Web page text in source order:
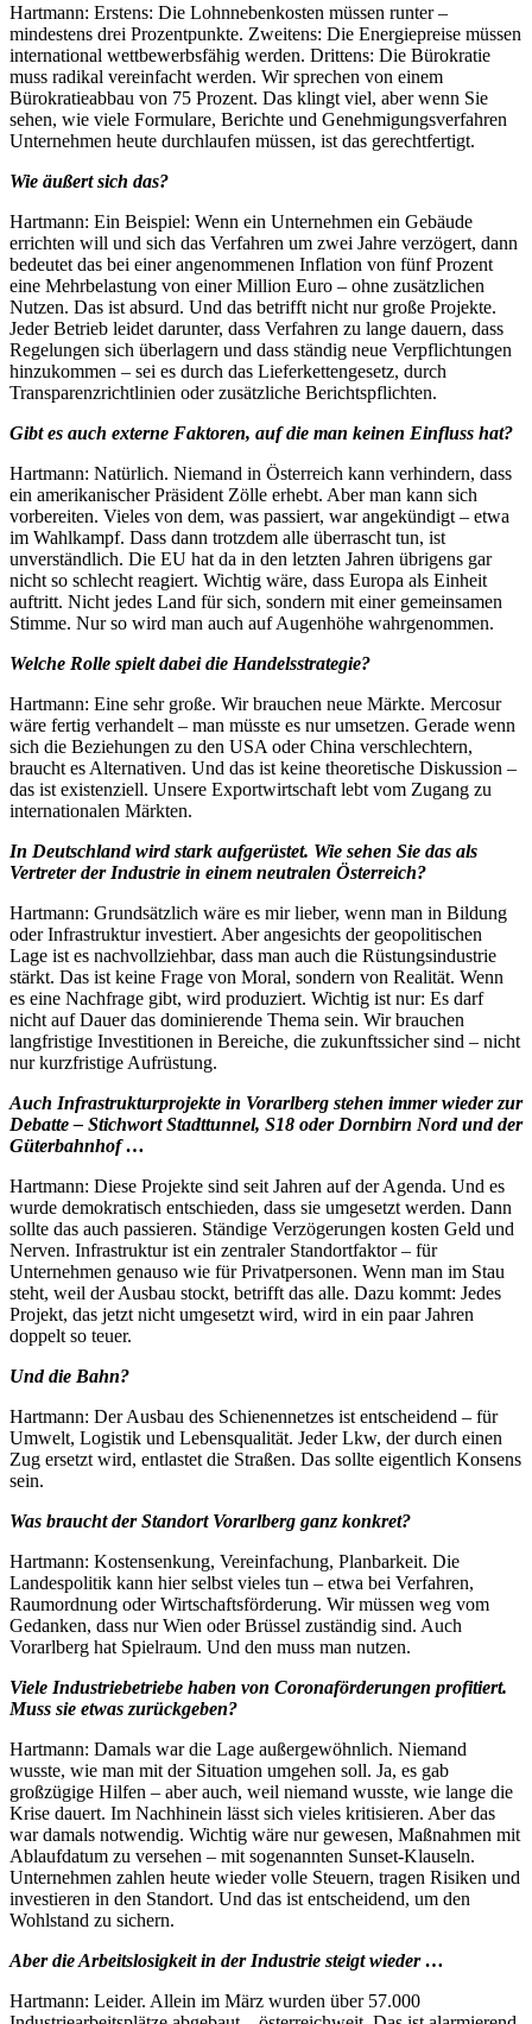
Hartmann: Erstens: Die Lohnnebenkosten müssen runter –
mindestens drei Prozentpunkte. Zweitens: Die Energiepreise müssen
international wettbewerbsfähig werden. Drittens: Die Bürokratie
muss radikal vereinfacht werden. Wir sprechen von einem
Bürokratieabbau von 75 Prozent. Das klingt viel, aber wenn Sie
sehen, wie viele Formulare, Berichte und Genehmigungsverfahren
Unternehmen heute durchlaufen müssen, ist das gerechtfertigt.
Wie äußert sich das?
Hartmann: Ein Beispiel: Wenn ein Unternehmen ein Gebäude
errichten will und sich das Verfahren um zwei Jahre verzögert, dann
bedeutet das bei einer angenommenen Inflation von fünf Prozent
eine Mehrbelastung von einer Million Euro – ohne zusätzlichen
Nutzen. Das ist absurd. Und das betrifft nicht nur große Projekte.
Jeder Betrieb leidet darunter, dass Verfahren zu lange dauern, dass
Regelungen sich überlagern und dass ständig neue Verpflichtungen
hinzukommen – sei es durch das Lieferkettengesetz, durch
Transparenzrichtlinien oder zusätzliche Berichtspflichten.
Gibt es auch externe Faktoren, auf die man keinen Einfluss hat?
Hartmann: Natürlich. Niemand in Österreich kann verhindern, dass
ein amerikanischer Präsident Zölle erhebt. Aber man kann sich
vorbereiten. Vieles von dem, was passiert, war angekündigt – etwa
im Wahlkampf. Dass dann trotzdem alle überrascht tun, ist
unverständlich. Die EU hat da in den letzten Jahren übrigens gar
nicht so schlecht reagiert. Wichtig wäre, dass Europa als Einheit
auftritt. Nicht jedes Land für sich, sondern mit einer gemeinsamen
Stimme. Nur so wird man auch auf Augenhöhe wahrgenommen.
Welche Rolle spielt dabei die Handelsstrategie?
Hartmann: Eine sehr große. Wir brauchen neue Märkte. Mercosur
wäre fertig verhandelt – man müsste es nur umsetzen. Gerade wenn
sich die Beziehungen zu den USA oder China verschlechtern,
braucht es Alternativen. Und das ist keine theoretische Diskussion –
das ist existenziell. Unsere Exportwirtschaft lebt vom Zugang zu
internationalen Märkten.
In Deutschland wird stark aufgerüstet. Wie sehen Sie das als
Vertreter der Industrie in einem neutralen Österreich?
Hartmann: Grundsätzlich wäre es mir lieber, wenn man in Bildung
oder Infrastruktur investiert. Aber angesichts der geopolitischen
Lage ist es nachvollziehbar, dass man auch die Rüstungsindustrie
stärkt. Das ist keine Frage von Moral, sondern von Realität. Wenn
es eine Nachfrage gibt, wird produziert. Wichtig ist nur: Es darf
nicht auf Dauer das dominierende Thema sein. Wir brauchen
langfristige Investitionen in Bereiche, die zukunftssicher sind – nicht
nur kurzfristige Aufrüstung.
Auch Infrastrukturprojekte in Vorarlberg stehen immer wieder zur
Debatte – Stichwort Stadttunnel, S18 oder Dornbirn Nord und der
Güterbahnhof …
Hartmann: Diese Projekte sind seit Jahren auf der Agenda. Und es
wurde demokratisch entschieden, dass sie umgesetzt werden. Dann
sollte das auch passieren. Ständige Verzögerungen kosten Geld und
Nerven. Infrastruktur ist ein zentraler Standortfaktor – für
Unternehmen genauso wie für Privatpersonen. Wenn man im Stau
steht, weil der Ausbau stockt, betrifft das alle. Dazu kommt: Jedes
Projekt, das jetzt nicht umgesetzt wird, wird in ein paar Jahren
doppelt so teuer.
Und die Bahn?
Hartmann: Der Ausbau des Schienennetzes ist entscheidend – für
Umwelt, Logistik und Lebensqualität. Jeder Lkw, der durch einen
Zug ersetzt wird, entlastet die Straßen. Das sollte eigentlich Konsens
sein.
Was braucht der Standort Vorarlberg ganz konkret?
Hartmann: Kostensenkung, Vereinfachung, Planbarkeit. Die
Landespolitik kann hier selbst vieles tun – etwa bei Verfahren,
Raumordnung oder Wirtschaftsförderung. Wir müssen weg vom
Gedanken, dass nur Wien oder Brüssel zuständig sind. Auch
Vorarlberg hat Spielraum. Und den muss man nutzen.
Viele Industriebetriebe haben von Coronaförderungen profitiert.
Muss sie etwas zurückgeben?
Hartmann: Damals war die Lage außergewöhnlich. Niemand
wusste, wie man mit der Situation umgehen soll. Ja, es gab
großzügige Hilfen – aber auch, weil niemand wusste, wie lange die
Krise dauert. Im Nachhinein lässt sich vieles kritisieren. Aber das
war damals notwendig. Wichtig wäre nur gewesen, Maßnahmen mit
Ablaufdatum zu versehen – mit sogenannten Sunset-Klauseln.
Unternehmen zahlen heute wieder volle Steuern, tragen Risiken und
investieren in den Standort. Und das ist entscheidend, um den
Wohlstand zu sichern.
Aber die Arbeitslosigkeit in der Industrie steigt wieder …
Hartmann: Leider. Allein im März wurden über 57.000